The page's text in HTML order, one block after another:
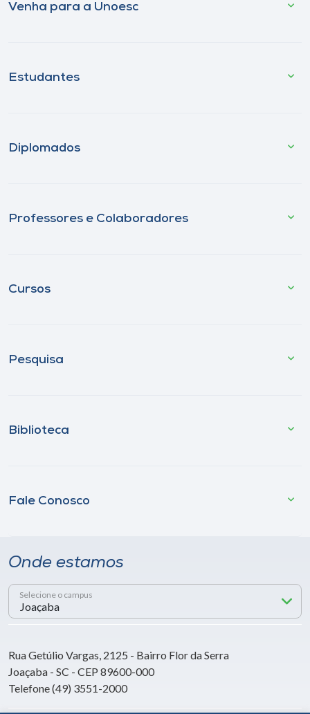
Venha para a Unoesc
Estudantes
Diplomados
Professores e Colaboradores
Cursos
Pesquisa
Biblioteca
Fale Conosco
Onde estamos
Selecione o campus
Rua Getúlio Vargas, 2125 - Bairro Flor da Serra
Joaçaba - SC - CEP 89600-000
Telefone (49) 3551-2000